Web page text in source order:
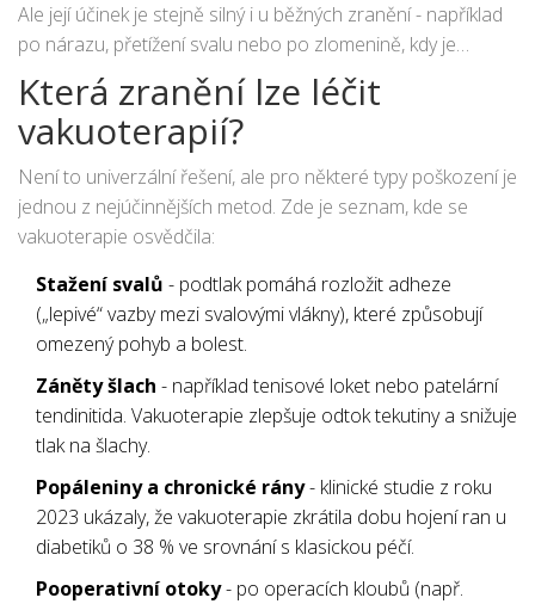
Ale její účinek je stejně silný i u běžných zranění - například
po nárazu, přetížení svalu nebo po zlomenině, kdy je
potřeba obnovit pohyblivost.
Která zranění lze léčit
vakuoterapií?
Není to univerzální řešení, ale pro některé typy poškození je
jednou z nejúčinnějších metod. Zde je seznam, kde se
vakuoterapie osvědčila:
Stažení svalů - podtlak pomáhá rozložit adheze
(„lepivé“ vazby mezi svalovými vlákny), které způsobují
omezený pohyb a bolest.
Záněty šlach - například tenisové loket nebo patelární
tendinitida. Vakuoterapie zlepšuje odtok tekutiny a snižuje
tlak na šlachy.
Popáleniny a chronické rány- klinické studie z roku
2023 ukázaly, že vakuoterapie zkrátila dobu hojení ran u
diabetiků o 38 % ve srovnání s klasickou péčí.
Pooperativní otoky- po operacích kloubů (např.